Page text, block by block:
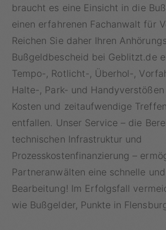
braucht es eine Einsicht in die
einen erfahrenen Fachanwalt für
Reichen Sie daher Ihren
Bußgeldbescheid bei Geblitzt.de
Tempo-, Rotlicht-, Überhol-,
Halte-, Park- und
Kosten und zeitaufwendige
entfallen. Unser Service – die
technischen Infrastruktur und
Prozesskostenfinanzierung –
Partneranwälten eine schnelle
Bearbeitung! Im Erfolgsfall
wie Bußgelder, Punkte in